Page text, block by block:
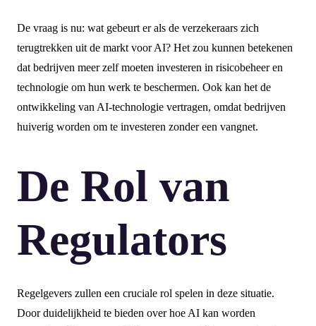
De vraag is nu: wat gebeurt er als de verzekeraars zich
terugtrekken uit de markt voor AI? Het zou kunnen betekenen
dat bedrijven meer zelf moeten investeren in risicobeheer en
technologie om hun werk te beschermen. Ook kan het de
ontwikkeling van AI-technologie vertragen, omdat bedrijven
huiverig worden om te investeren zonder een vangnet.
De Rol van
Regulators
Regelgevers zullen een cruciale rol spelen in deze situatie.
Door duidelijkheid te bieden over hoe AI kan worden